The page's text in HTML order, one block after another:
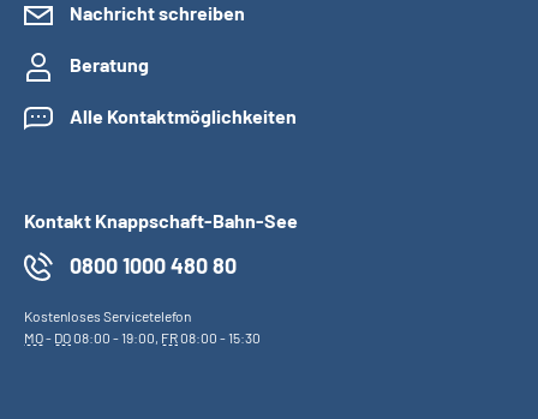
Nachricht schreiben
Beratung
Alle Kontaktmöglichkeiten
Kontakt Knappschaft-Bahn-See
0800 1000 480 80
Kostenloses Servicetelefon
MO- DO08:00 - 19:00, FR08:00 - 15:30